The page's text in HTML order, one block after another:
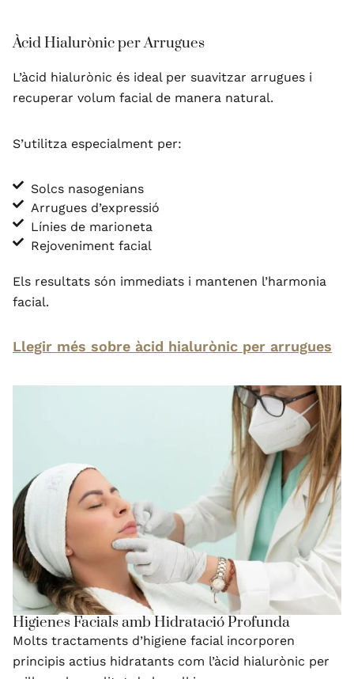
Àcid Hialurònic per Arrugues
L’àcid hialurònic és ideal per suavitzar arrugues i
recuperar volum facial de manera natural.
S’utilitza especialment per:
Solcs nasogenians
Arrugues d’expressió
Línies de marioneta
Rejoveniment facial
Els resultats són immediats i mantenen l’harmonia
facial.
Llegir més sobre àcid hialurònic per arrugues
Higienes Facials amb Hidratació Profunda
Molts tractaments d’higiene facial incorporen
principis actius hidratants com l’àcid hialurònic per